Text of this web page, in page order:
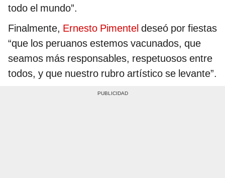
todo el mundo”.
Finalmente, Ernesto Pimentel deseó por fiestas
“que los peruanos estemos vacunados, que
seamos más responsables, respetuosos entre
todos, y que nuestro rubro artístico se levante”.